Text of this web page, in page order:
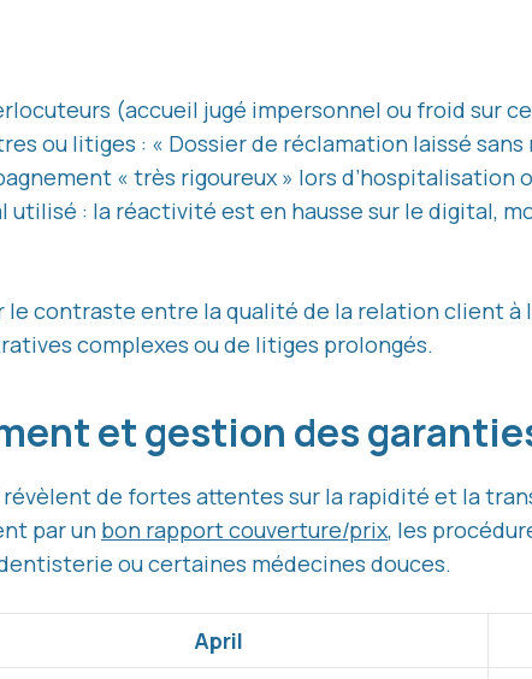
(accueil jugé impersonnel ou froid sur
ou litiges : « Dossier de réclamation laissé
« très rigoureux » lors d’hospitalisation
utilisé : la réactivité est en hausse sur le digital,
le contraste entre la qualité de la relation client
complexes ou de litiges prolongés.
et gestion des
révèlent de fortes attentes sur la rapidité et la
par un bon rapport couverture/prix, les
ou certaines médecines douces.
April